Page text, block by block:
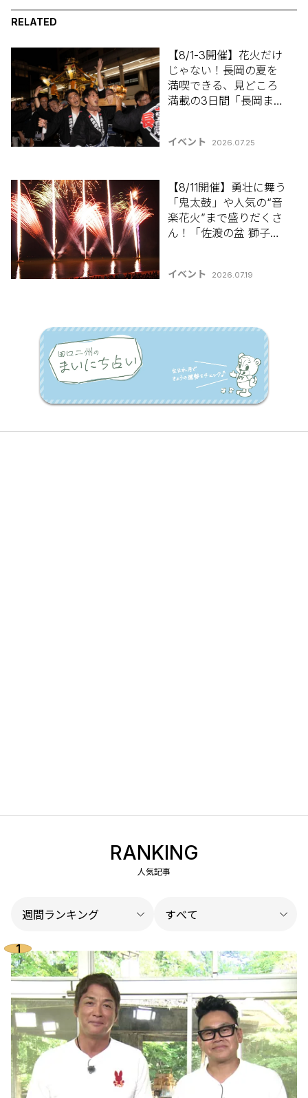
RELATED
【8/1-3開催】花火だけ
じゃない！長岡の夏を
満喫できる、見どころ
満載の3日間「長岡まつ
イベント 2026.07.25
【8/11開催】勇壮に舞う
「鬼太鼓」や人気の“音
楽花火”まで盛りだくさ
ん！「佐渡の盆 獅子ヶ
2026】
イベント 2026.07.19
RANKING
人気記事